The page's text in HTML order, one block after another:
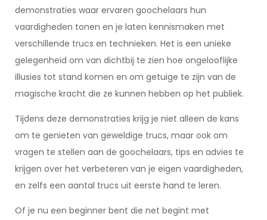
demonstraties waar ervaren goochelaars hun
vaardigheden tonen en je laten kennismaken met
verschillende trucs en technieken. Het is een unieke
gelegenheid om van dichtbij te zien hoe ongelooflijke
illusies tot stand komen en om getuige te zijn van de
magische kracht die ze kunnen hebben op het publiek.
Tijdens deze demonstraties krijg je niet alleen de kans
om te genieten van geweldige trucs, maar ook om
vragen te stellen aan de goochelaars, tips en advies te
krijgen over het verbeteren van je eigen vaardigheden,
en zelfs een aantal trucs uit eerste hand te leren.
Of je nu een beginner bent die net begint met